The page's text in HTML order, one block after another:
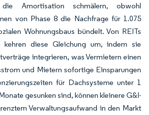
Amortisation schmälern, obwohl
von Phase 8 die Nachfrage für 1.075
Wohnungsbaus bündelt. Von REITs
kehren diese Gleichung um, indem sie
integrieren, was Vermietern einen
und Mietern sofortige Einsparungen
für Dachsysteme unter 1
gesunken sind, können kleinere G&I-
Verwaltungsaufwand in den Markt